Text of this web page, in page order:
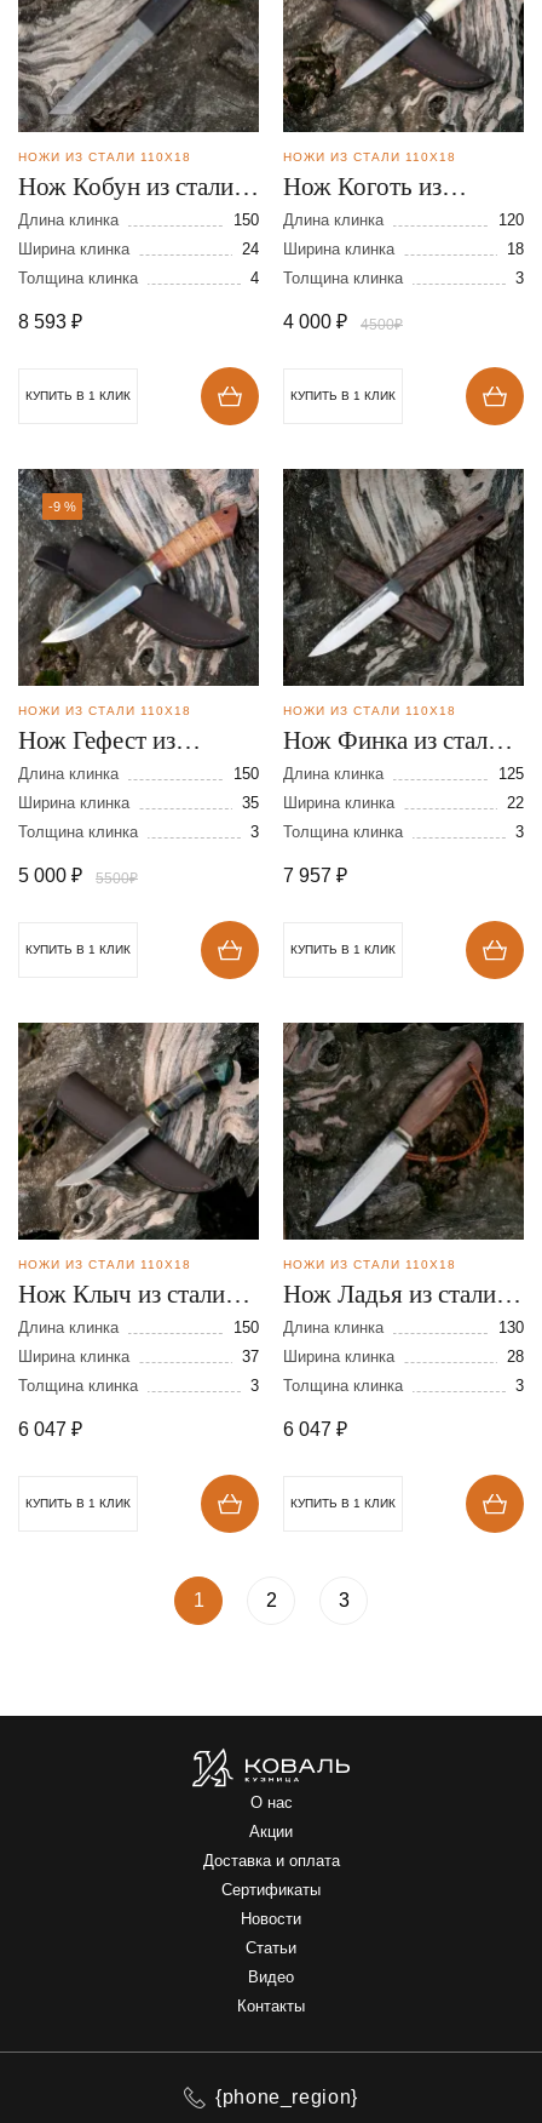
НОЖИ ИЗ СТАЛИ 110Х18
Нож Кобун из стали
110Х18
Длина клинка
150
Ширина клинка
24
Толщина клинка
4
8 593 ₽
КУПИТЬ В 1 КЛИК
НОЖИ ИЗ СТАЛИ 110Х18
Нож Коготь из
кованной стали
110Х18
Длина клинка
120
Ширина клинка
18
Толщина клинка
3
4 000 ₽ 4500₽
КУПИТЬ В 1 КЛИК
-9 %
НОЖИ ИЗ СТАЛИ 110Х18
Нож Гефест из
кованой
нержавеющей стали
110Х18
Длина клинка
150
Ширина клинка
35
Толщина клинка
3
5 000 ₽ 5500₽
КУПИТЬ В 1 КЛИК
НОЖИ ИЗ СТАЛИ 110Х18
Нож Финка из стали
110Х18
Длина клинка
125
Ширина клинка
22
Толщина клинка
3
7 957 ₽
КУПИТЬ В 1 КЛИК
НОЖИ ИЗ СТАЛИ 110Х18
Нож Клыч из стали
110х18
Длина клинка
150
Ширина клинка
37
Толщина клинка
3
6 047 ₽
КУПИТЬ В 1 КЛИК
НОЖИ ИЗ СТАЛИ 110Х18
Нож Ладья из стали
110Х18
Длина клинка
130
Ширина клинка
28
Толщина клинка
3
6 047 ₽
КУПИТЬ В 1 КЛИК
1 2 3
О нас
Акции
Доставка и оплата
Сертификаты
Новости
Статьи
Видео
Контакты
{phone_region}